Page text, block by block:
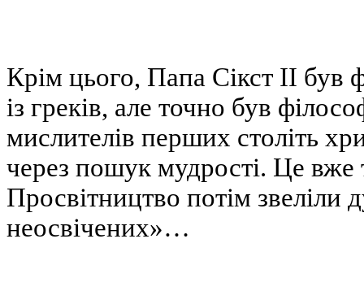
Крім цього, Папа Сікст ІІ
із греків, але точно був
мислителів перших століть
через пошук мудрості. Це вже
Просвітництво потім звеліли
неосвічених»…